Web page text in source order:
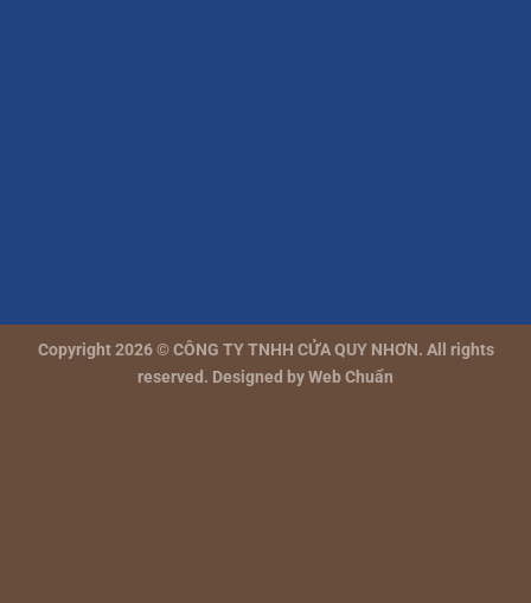
Copyright 2026 © CÔNG TY TNHH CỬA QUY NHƠN. All rights
reserved. Designed byWeb Chuẩn